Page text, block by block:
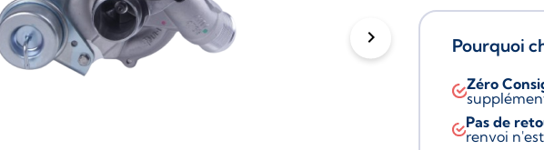
chevron_right Pourquoi
Zéro
Pas de
renvoi